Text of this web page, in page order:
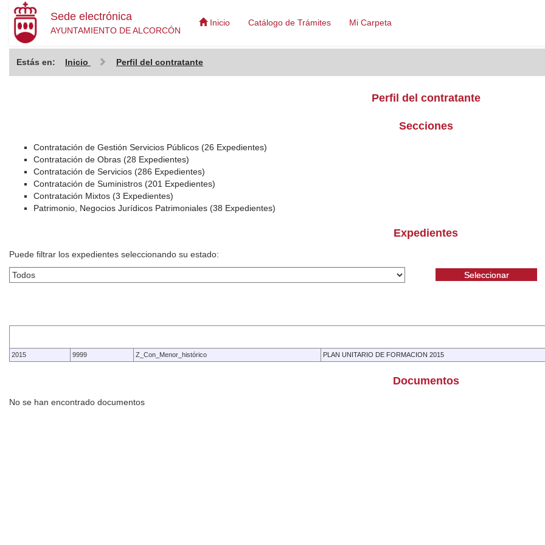
Sede electrónica
AYUNTAMIENTO DE ALCORCÓN
Inicio Catálogo de Trámites Mi Carpeta
Estás en: Inicio Perfil del contratante
Perfil del contratante
Secciones
Contratación de Gestión Servicios Públicos (26 Expedientes)
Contratación de Obras (28 Expedientes)
Contratación de Servicios (286 Expedientes)
Contratación de Suministros (201 Expedientes)
Contratación Mixtos (3 Expedientes)
Patrimonio, Negocios Jurídicos Patrimoniales (38 Expedientes)
Expedientes
Puede filtrar los expedientes seleccionando su estado:
2015
9999 Z_Con_Menor_histórico PLAN UNITARIO DE FORMACION 2015
Documentos
No se han encontrado documentos